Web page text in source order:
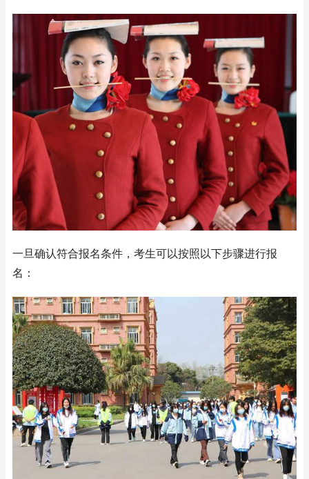
一旦确认符合报名条件，考生可以按照以下步骤进行报
名：